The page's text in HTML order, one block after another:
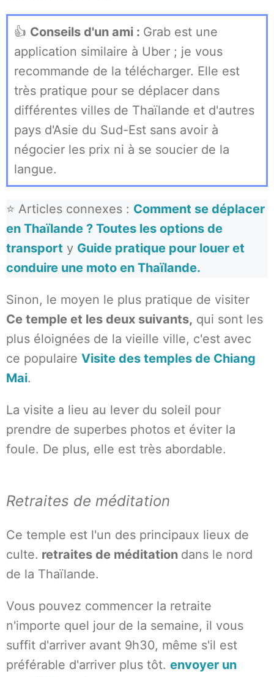
👍 Conseils d'un ami : Grab est une
application similaire à Uber ; je vous
recommande de la télécharger. Elle est
très pratique pour se déplacer dans
différentes villes de Thaïlande et d'autres
pays d'Asie du Sud-Est sans avoir à
négocier les prix ni à se soucier de la
langue.
⭐ Articles connexes : Comment se déplacer
en Thaïlande ? Toutes les options de
transport y Guide pratique pour louer et
conduire une moto en Thaïlande.
Sinon, le moyen le plus pratique de visiter
Ce temple et les deux suivants, qui sont les
plus éloignées de la vieille ville, c'est avec
ce populaire Visite des temples de Chiang
Mai.
La visite a lieu au lever du soleil pour
prendre de superbes photos et éviter la
foule. De plus, elle est très abordable.
Retraites de méditation
Ce temple est l'un des principaux lieux de
culte. retraites de méditation dans le nord
de la Thaïlande.
Vous pouvez commencer la retraite
n'importe quel jour de la semaine, il vous
suffit d'arriver avant 9h30, même s'il est
préférable d'arriver plus tôt. envoyer un